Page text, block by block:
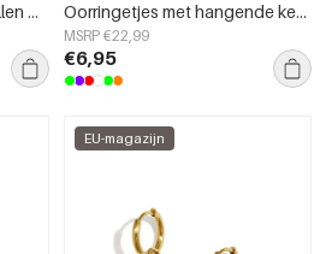
3 hangende harten oorbellen met steentjes Oorringetjes met hangende ketting en kralen
MSRP €22,99
€6,95
EU-magazijn